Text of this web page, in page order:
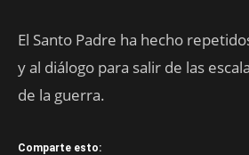
El Santo Padre ha hecho
y al diálogo para salir de las
de la guerra.
Comparte esto: